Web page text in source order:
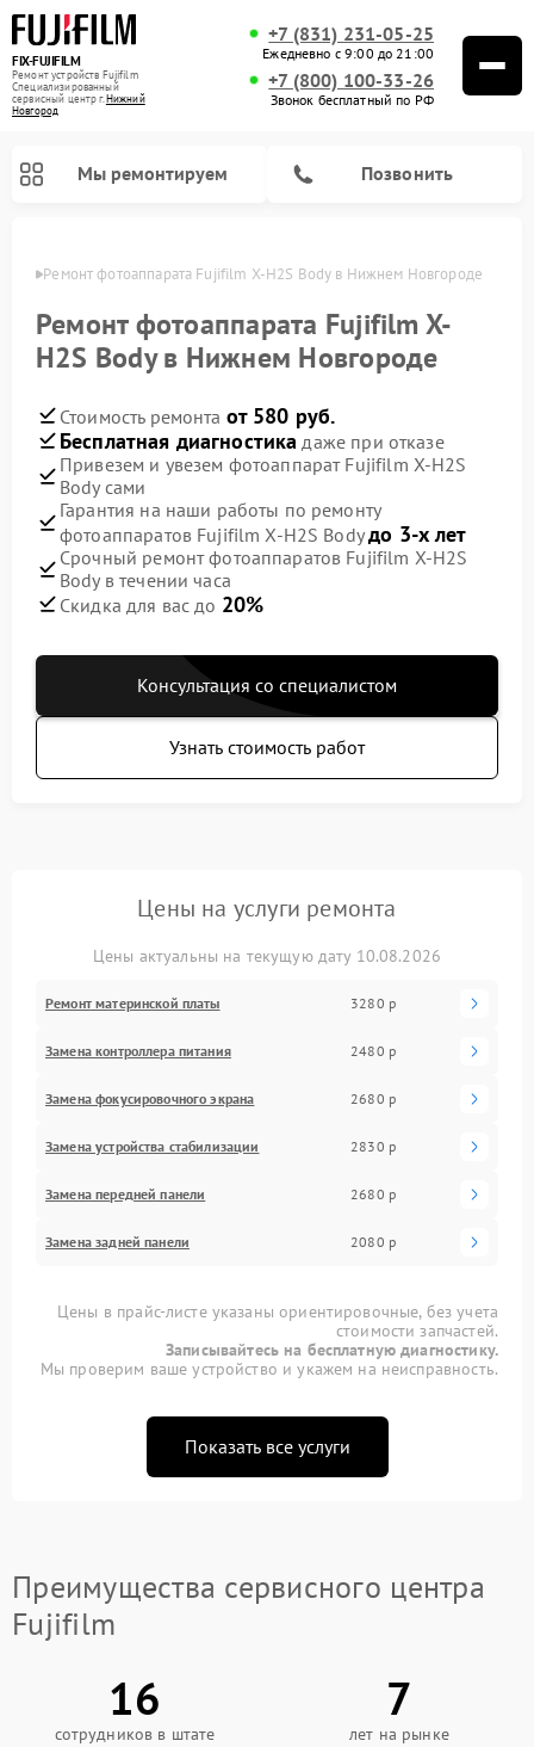
FIX-FUJIFILM
Ремонт устройств Fujifilm
Специализированный
cервисный центр г.Нижний
Новгород
+7 (831) 231-05-25
Ежедневно с 9:00 до 21:00
+7 (800) 100-33-26
Звонок бесплатный по РФ
Мы ремонтируем Позвонить
Ремонт фотоаппарата Fujifilm X-H2S Body в Нижнем Новгороде
Ремонт фотоаппарата Fujifilm X-
H2S Body в Нижнем Новгороде
Стоимость ремонта от 580 руб.
Бесплатная диагностика даже при отказе
Привезем и увезем фотоаппарат Fujifilm X-H2S
Body сами
Гарантия на наши работы по ремонту
фотоаппаратов Fujifilm X-H2S Bodyдо 3-х лет
Срочный ремонт фотоаппаратов Fujifilm X-H2S
Body в течении часа
Скидка для вас до 20%
Консультация со специалистом
Узнать стоимость работ
Цены на услуги ремонта
Цены актуальны на текущую дату 10.08.2026
Ремонт материнской платы 3280 р
Замена контроллера питания 2480 р
Замена фокусировочного экрана 2680 р
Замена устройства стабилизации 2830 р
Замена передней панели 2680 р
Замена задней панели 2080 р
Цены в прайс-листе указаны ориентировочные, без учета
стоимости запчастей.
Записывайтесь на бесплатную диагностику.
Мы проверим ваше устройство и укажем на неисправность.
Показать все услуги
Преимущества сервисного центра
Fujifilm
16
сотрудников в штате
7
лет на рынке